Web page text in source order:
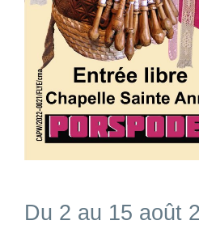
Du 2 au 15 août